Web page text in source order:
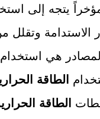
يتجه إلى
الاستدامة وتقلل
هي
الطاقة
الطاقة